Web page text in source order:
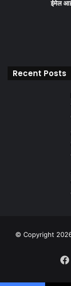
ईमेल
Recent Posts
© Copyright